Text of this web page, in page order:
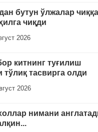
бутун ўлжалар
чиқди
2026
китнинг туғилиш
тўлиқ тасвирга олди
2026
нимани